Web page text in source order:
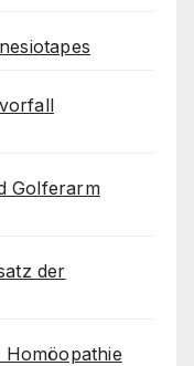
Golferarm
der
Homöopathie